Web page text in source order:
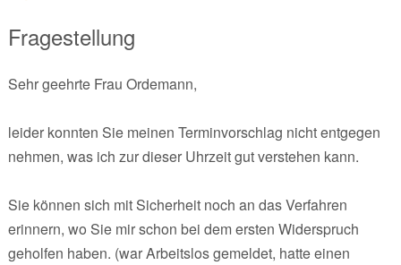
Fragestellung
Sehr geehrte Frau Ordemann,
leider konnten Sie meinen Terminvorschlag nicht entgegen
nehmen, was ich zur dieser Uhrzeit gut verstehen kann.
Sie können sich mit Sicherheit noch an das Verfahren
erinnern, wo Sie mir schon bei dem ersten Widerspruch
geholfen haben. (war Arbeitslos gemeldet, hatte einen